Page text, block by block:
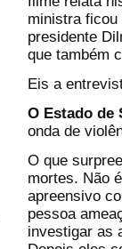
ministra ficou
presidente
que também
Eis a
O Estado de
onda de
O que
mortes. Não
apreensivo
pessoa
investigar as